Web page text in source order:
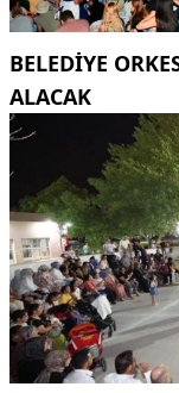
BELEDİYE
ALACAK